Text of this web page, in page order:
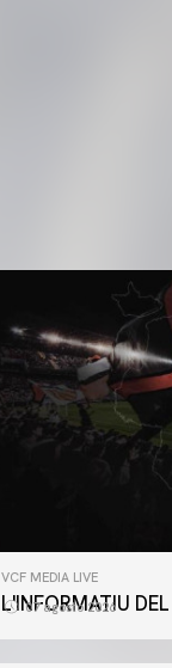
VCF MEDIA LIVE
L'INFORMATIU
07 agosto 2026